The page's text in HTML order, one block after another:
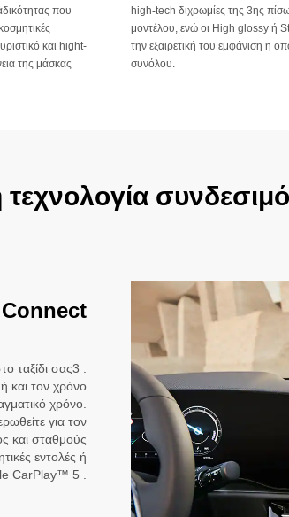
που
και hight-
της μάσκας
high-tech διχρωμίες της 3ης
μοντέλου, ενώ οι High glossy ή
την εξαιρετική του εμφάνιση η
συνόλου.
ταξίδι σας3 .
και τον χρόνο
χρόνο.
για τον
και σταθμούς
εντολές ή
CarPlay™ 5 .